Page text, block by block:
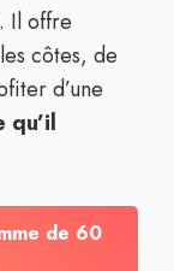
Il offre
côtes, de
d’une
qu’il
de 60